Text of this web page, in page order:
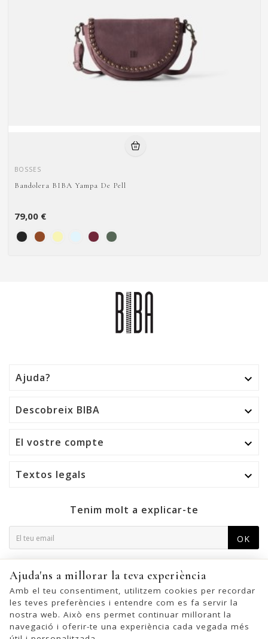
BOSSES
Bandolera BIBA Yampa De Pell
79,00 €
Ajuda? 
Descobreix BIBA 
El vostre compte 
Textos legals 
Tenim molt a explicar-te
OK
això, trobeu la nostra informació de contacte a l'avís legal.
Ajuda'ns a millorar la teva experiència
Amb el teu consentiment, utilitzem cookies per recordar
les teves preferències i entendre com es fa servir la
nostra web. Això ens permet continuar millorant la
navegació i oferir-te una experiència cada vegada més
© 2026 - United Bags Company S.L. - Todos los derechos reservados.